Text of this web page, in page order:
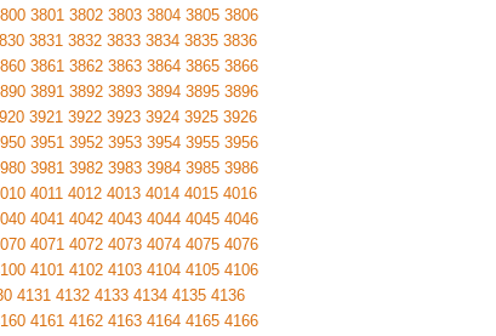
3801 3802 3803 3804 3805 3806
3831 3832 3833 3834 3835 3836
3861 3862 3863 3864 3865 3866
3891 3892 3893 3894 3895 3896
3921 3922 3923 3924 3925 3926
3951 3952 3953 3954 3955 3956
3981 3982 3983 3984 3985 3986
4011 4012 4013 4014 4015 4016
4041 4042 4043 4044 4045 4046
4071 4072 4073 4074 4075 4076
4101 4102 4103 4104 4105 4106
4131 4132 4133 4134 4135 4136
4161 4162 4163 4164 4165 4166